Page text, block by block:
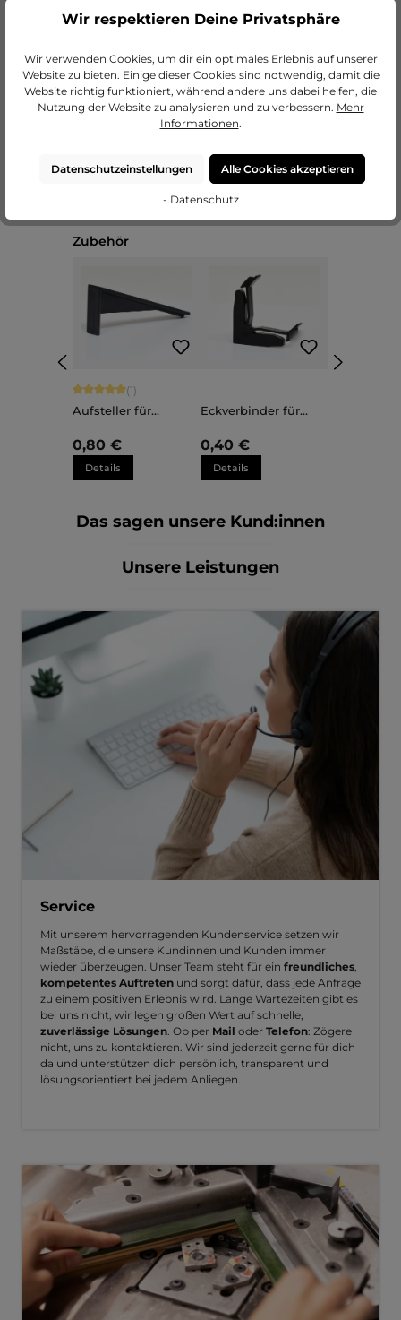
Produktgalerie überspringen
Zubehör
Durchschnittliche Bewertung von 5 von 5 Sternen
(1)
Aufsteller für
Sara
0,80 €
Details
Eckverbinder für
Sara
0,40 €
Details
Das sagen unsere Kund:innen
Unsere Leistungen
Service
Mit unserem hervorragenden Kundenservice setzen wir
Maßstäbe, die unsere Kundinnen und Kunden immer
wieder überzeugen. Unser Team steht für ein freundliches
kompetentes Auftreten und sorgt dafür, dass jede Anfrage
zu einem positiven Erlebnis wird. Lange Wartezeiten gibt es
bei uns nicht, wir legen großen Wert auf schnelle,
zuverlässige Lösungen . Ob per Mail oder Telefon: Zögere
nicht, uns zu kontaktieren. Wir sind jederzeit gerne für dich
da und unterstützen dich persönlich, transparent und
lösungsorientiert bei jedem Anliegen.
Wir respektieren Deine Privatsphäre
Wir verwenden Cookies, um dir ein optimales Erlebnis auf unserer
Website zu bieten. Einige dieser Cookies sind notwendig, damit die
Website richtig funktioniert, während andere uns dabei helfen, die
Nutzung der Website zu analysieren und zu verbessern. Mehr
Informationen.
Datenschutzeinstellungen Alle Cookies akzeptieren
- Datenschutz